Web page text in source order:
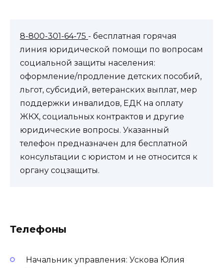
8-800-301-64-75 - бесплатная горячая
линия юридической помощи по вопросам
социальной защиты населения:
оформление/продление детских пособий,
льгот, субсидий, ветеранских выплат, мер
поддержки инвалидов, ЕДК на оплату
ЖКХ, социальных контрактов и другие
юридические вопросы. Указанный
телефон предназначен для бесплатной
консультации с юристом и не относится к
органу соцзащиты.
Телефоны
Начальник управления: Ускова Юлия